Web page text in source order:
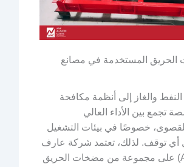
الحريق المستخدمة في مصانع
والغاز إلى أنظمة مكافحة
تجمع بين الأداء العالي
القصوى، خصوصًا في بيئات التشغيل
أي توقف. لذلك، تعتمد شركة عارف
النهدي (ANC) على مجموعة من مضخات الحريق